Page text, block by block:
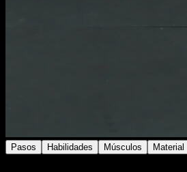
Pasos Habilidades Músculos Material